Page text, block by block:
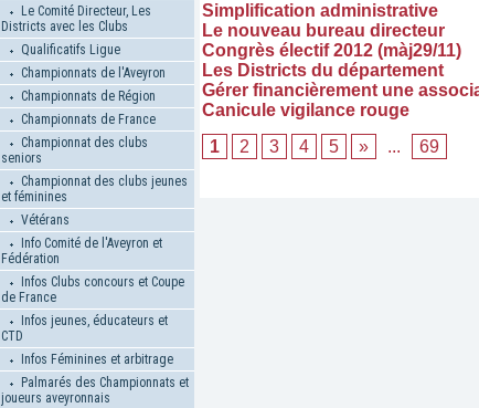
Le Comité Directeur, Les
Districts avec les Clubs
Qualificatifs Ligue
Championnats de l'Aveyron
Championnats de Région
Championnats de France
Championnat des clubs
seniors
Championnat des clubs jeunes
et féminines
Vétérans
Info Comité de l'Aveyron et
Fédération
Infos Clubs concours et Coupe
de France
Infos jeunes, éducateurs et
CTD
Infos Féminines et arbitrage
Palmarés des Championnats et
joueurs aveyronnais
Simplification administrative
Le nouveau bureau directeur
Congrès électif 2012 (màj29/11)
Les Districts du département
Gérer financièrement une
Canicule vigilance rouge
1
2 3 4 5 » ... 69